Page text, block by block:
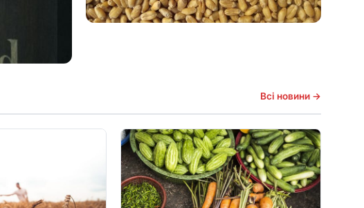
Всі новини →